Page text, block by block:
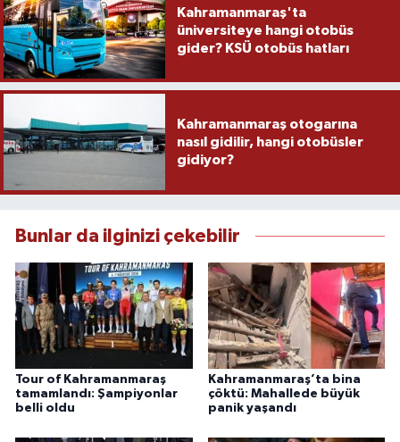
Kahramanmaraş'ta
üniversiteye hangi otobüs
gider? KSÜ otobüs hatları
Kahramanmaraş otogarına
nasıl gidilir, hangi otobüsler
gidiyor?
Bunlar da ilginizi çekebilir
Tour of Kahramanmaraş
tamamlandı: Şampiyonlar
belli oldu
Kahramanmaraş’ta bina
çöktü: Mahallede büyük
panik yaşandı